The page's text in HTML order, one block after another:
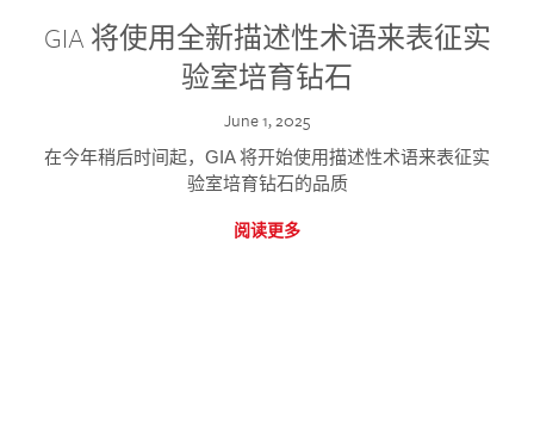
GIA 将使用全新描述性术语来表征实
验室培育钻石
June 1, 2025
在今年稍后时间起，GIA 将开始使用描述性术语来表征实
验室培育钻石的品质
阅读更多